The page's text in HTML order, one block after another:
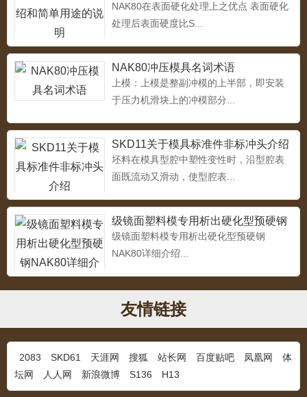
4Cr13
5CrMnMo热作模具钢
...
热作模具钢4Cr3Mo2NiVNbB（HD）
...
冷作模具钢YC53
...
NAK80在表面硬化处理上之优点 表面硬化
处理后表面硬度比S...
NAK80冲压模具名词术语
上模：上模是整副冲模的上半部，即安装
于压力机滑块上的冲模部分...
SKD11关于模具标准件非标冲头介绍
坯料在模具型腔中塑性变性时，沿型腔表
面既流动又滑动，使型腔表...
级镜面塑料模专用析出硬化型预硬钢
NAK80详细介绍
级镜面塑料模专用析出硬化型预硬钢
NAK80详细介绍...
友情链接
2083 SKD61 天涯网 搜狐 站长网 百度贴吧 凤凰网
体
坛网
人人网 新浪微博 S136 H13